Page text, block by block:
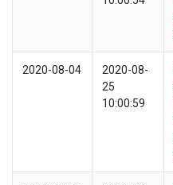
2020-08-04
2020-08-
25
10:00:59